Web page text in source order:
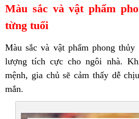
Màu sắc và vật phẩm
từng tuổi
Màu sắc và vật phẩm phong thủy
lượng tích cực cho ngôi nhà.
mệnh, gia chủ sẽ cảm thấy dễ
mắn.